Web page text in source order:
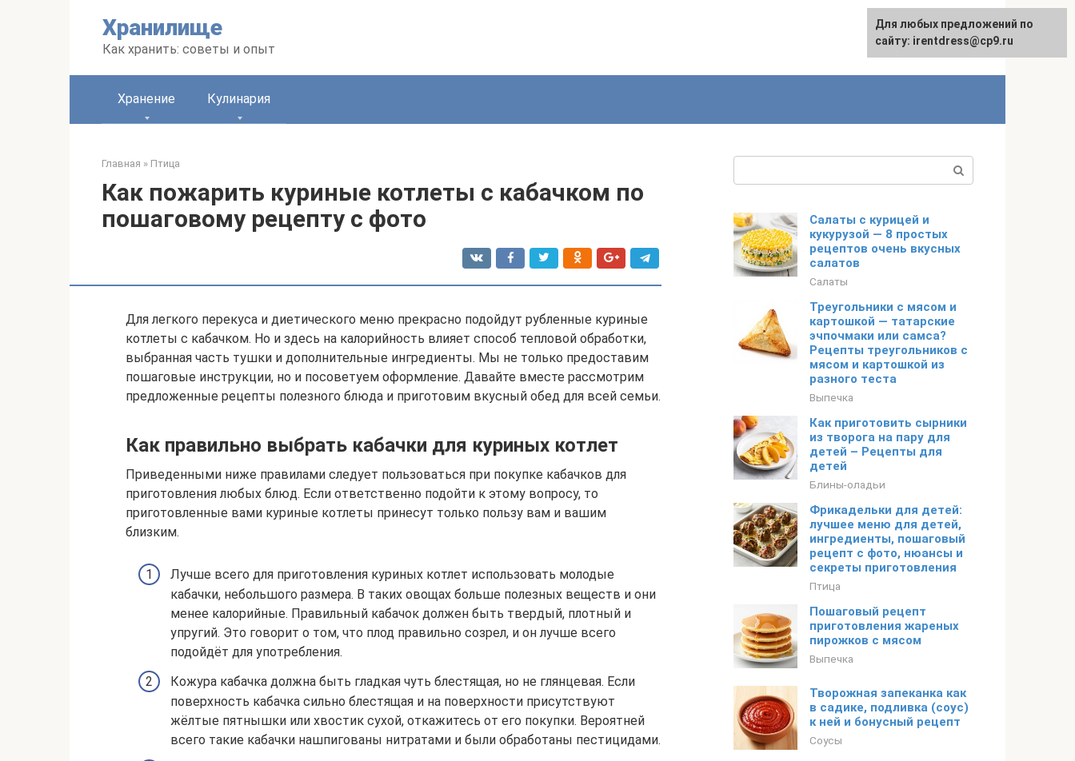
Хранилище
Как хранить: советы и опыт
Хранение Кулинария
Главная » Птица
Как пожарить куриные котлеты с кабачком по
пошаговому рецепту с фото
Для легкого перекуса и диетического меню прекрасно подойдут рубленные куриные
котлеты с кабачком. Но и здесь на калорийность влияет способ тепловой обработки,
выбранная часть тушки и дополнительные ингредиенты. Мы не только предоставим
пошаговые инструкции, но и посоветуем оформление. Давайте вместе рассмотрим
предложенные рецепты полезного блюда и приготовим вкусный обед для всей семьи.
Как правильно выбрать кабачки для куриных котлет
Приведенными ниже правилами следует пользоваться при покупке кабачков для
приготовления любых блюд. Если ответственно подойти к этому вопросу, то
приготовленные вами куриные котлеты принесут только пользу вам и вашим
близким.
Лучше всего для приготовления куриных котлет использовать молодые
кабачки, небольшого размера. В таких овощах больше полезных веществ и они
менее калорийные. Правильный кабачок должен быть твердый, плотный и
упругий. Это говорит о том, что плод правильно созрел, и он лучше всего
подойдёт для употребления.
Кожура кабачка должна быть гладкая чуть блестящая, но не глянцевая. Если
поверхность кабачка сильно блестящая и на поверхности присутствуют
жёлтые пятнышки или хвостик сухой, откажитесь от его покупки. Вероятней
всего такие кабачки нашпигованы нитратами и были обработаны пестицидами.
Салаты с курицей и
кукурузой — 8 простых
рецептов очень вкусных
салатов
Салаты
Треугольники с мясом и
картошкой — татарские
эчпочмаки или самса?
Рецепты треугольников с
мясом и картошкой из
разного теста
Выпечка
Как приготовить сырники
из творога на пару для
детей – Рецепты для
детей
Блины-оладьи
Фрикадельки для детей:
лучшее меню для детей,
ингредиенты, пошаговый
рецепт с фото, нюансы и
секреты приготовления
Птица
Пошаговый рецепт
приготовления жареных
пирожков с мясом
Выпечка
Творожная запеканка как
в садике, подливка (соус)
к ней и бонусный рецепт
Соусы
Для любых предложений по
сайту: irentdress@cp9.ru